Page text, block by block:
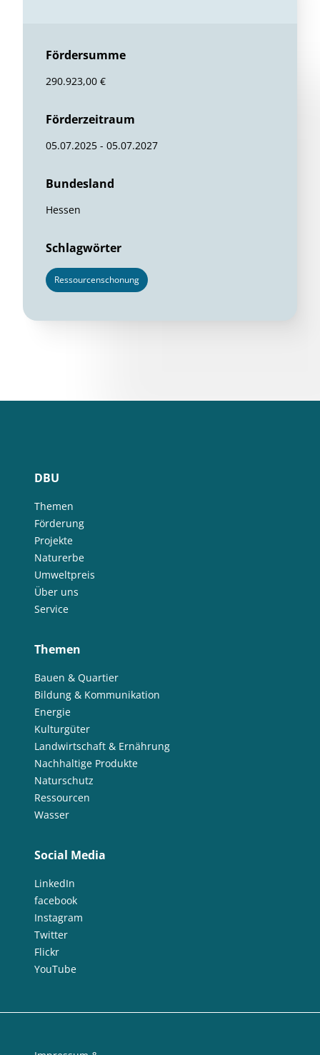
Fördersumme
290.923,00 €
Förderzeitraum
05.07.2025 - 05.07.2027
Bundesland
Hessen
Schlagwörter
Ressourcenschonung
DBU
Themen
Förderung
Projekte
Naturerbe
Umweltpreis
Über uns
Service
Themen
Bauen & Quartier
Bildung & Kommunikation
Energie
Kulturgüter
Landwirtschaft & Ernährung
Nachhaltige Produkte
Naturschutz
Ressourcen
Wasser
Social Media
LinkedIn
facebook
Instagram
Twitter
Flickr
YouTube